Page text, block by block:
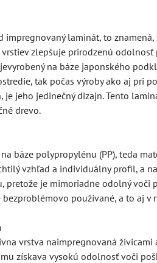
impregnovaný laminát, to
zlepšuje prirodzenú
na báze japonského
tak počas výroby ako aj pri
je jeho jedinečný dizajn. Tento
drevo.
báze polypropylénu (PP), teda
vzhľad a individuálny profil, a
pretože je mimoriadne odolný voči
používané, a to aj v
vrstva naimpregnovaná
získava vysokú odolnosť voči